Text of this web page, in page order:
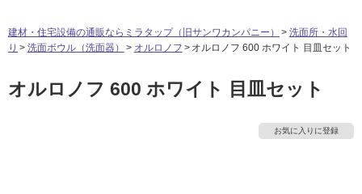
商品カテゴリ
浴室（風呂・
バスルー
トイレ
施工事例
施工事例 法人案件納入事例
インタビュー
ショールーム
ショールーム
建材・住宅設備の通販ならミラタップ（旧サンワカンパニー）
洗面所・水回
り
洗面ボウル（洗面器） オルロノフ オルロノフ 600 ホワイト 目皿セット
オルロノフ 600 ホワイト 目皿セット
お気に入りに登録